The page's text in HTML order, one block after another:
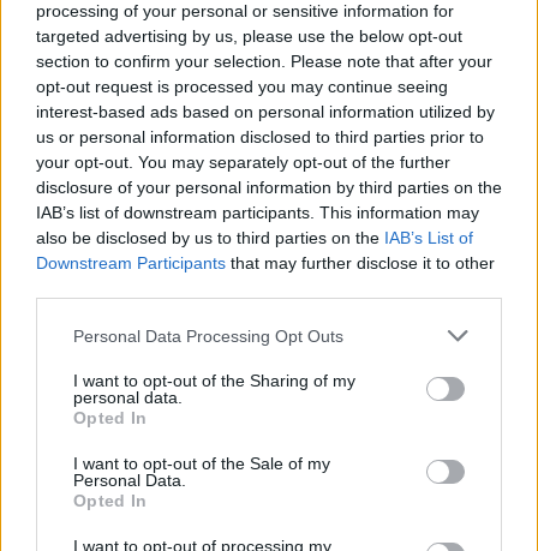
processing of your personal or sensitive information for
targeted advertising by us, please use the below opt-out
section to confirm your selection. Please note that after your
opt-out request is processed you may continue seeing
interest-based ads based on personal information utilized by
us or personal information disclosed to third parties prior to
your opt-out. You may separately opt-out of the further
disclosure of your personal information by third parties on the
IAB’s list of downstream participants. This information may
also be disclosed by us to third parties on the IAB’s List of
Downstream Participants that may further disclose it to other
Personal Data Processing Opt Outs
I want to opt-out of the Sharing of my
personal data.
Opted In
I want to opt-out of the Sale of my
Personal Data.
Opted In
I want to opt-out of processing my
2025-04-02
5.410 euro
B648097911
2025-03-31
70.214 euro
Fonte: ANAC – Banca Dati Nazionale Contratti Pubblici(Open Data,
licenza CC BY-SA 4.0). Ogni CIG e' verificabile sul portale ANAC.
Datago.it S.r.l. risulta beneficiaria di 5 aiuti o contributi
pubblici per un totale di 30.184 euro (2021–2024).
2024-09-30
Agevolazioni IRAP per l’incremento e la